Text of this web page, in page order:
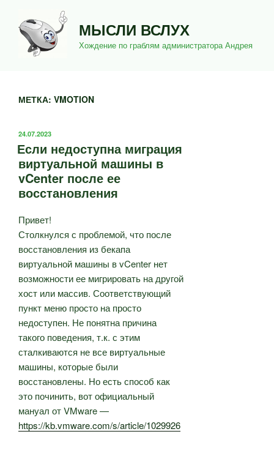
содержимому
МЫСЛИ ВСЛУХ
Хождение по граблям администратора Андрея
МЕТКА: VMOTION
ОПУБЛИКОВАНО
24.07.2023
Если недоступна миграция
виртуальной машины в
vCenter после ее
восстановления
Привет!
Столкнулся с проблемой, что после
восстановления из бекапа
виртуальной машины в vCenter нет
возможности ее мигрировать на другой
хост или массив. Соответствующий
пункт меню просто на просто
недоступен. Не понятна причина
такого поведения, т.к. с этим
сталкиваются не все виртуальные
машины, которые были
восстановлены. Но есть способ как
это починить, вот официальный
мануал от VMware —
https://kb.vmware.com/s/article/1029926